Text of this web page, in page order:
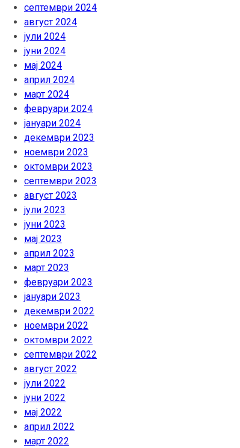
септември 2024
август 2024
јули 2024
јуни 2024
мај 2024
април 2024
март 2024
февруари 2024
јануари 2024
декември 2023
ноември 2023
октомври 2023
септември 2023
август 2023
јули 2023
јуни 2023
мај 2023
април 2023
март 2023
февруари 2023
јануари 2023
декември 2022
ноември 2022
октомври 2022
септември 2022
август 2022
јули 2022
јуни 2022
мај 2022
април 2022
март 2022